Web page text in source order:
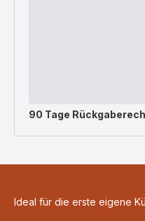
90 Tage
Ideal für die erste eigene